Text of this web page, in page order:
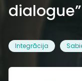
dialogue”
Integrācija